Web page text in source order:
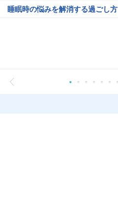
睡眠時の悩みを解消する過ごし方